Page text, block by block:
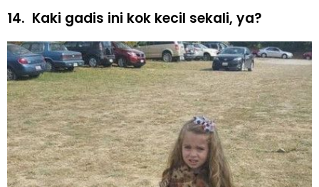
14. Kaki gadis ini kok kecil sekali, ya?